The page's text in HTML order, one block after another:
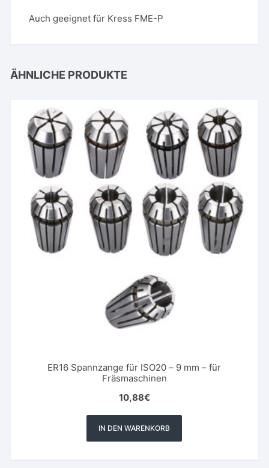
Auch geeignet für Kress FME-P
ÄHNLICHE PRODUKTE
ER16 Spannzange für ISO20 – 9 mm – für
Fräsmaschinen
10,88€
IN DEN WARENKORB